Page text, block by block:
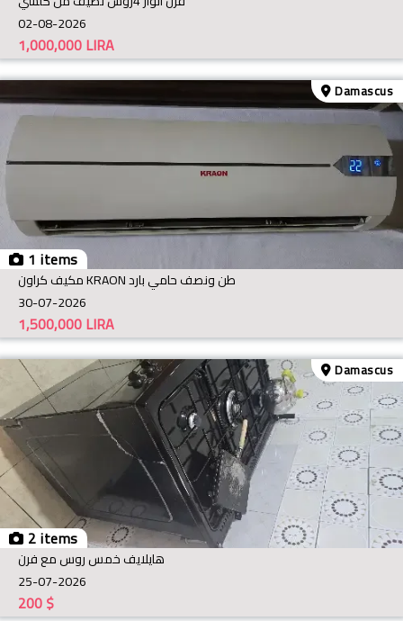
02-08-2026
LIRA
1,000,000
1 items
Damascus
مكيف كراون KRAON طن ونصف حامي بارد
30-07-2026
LIRA
1,500,000
2 items
Damascus
هايلايف خمس روس مع فرن
25-07-2026
$
200